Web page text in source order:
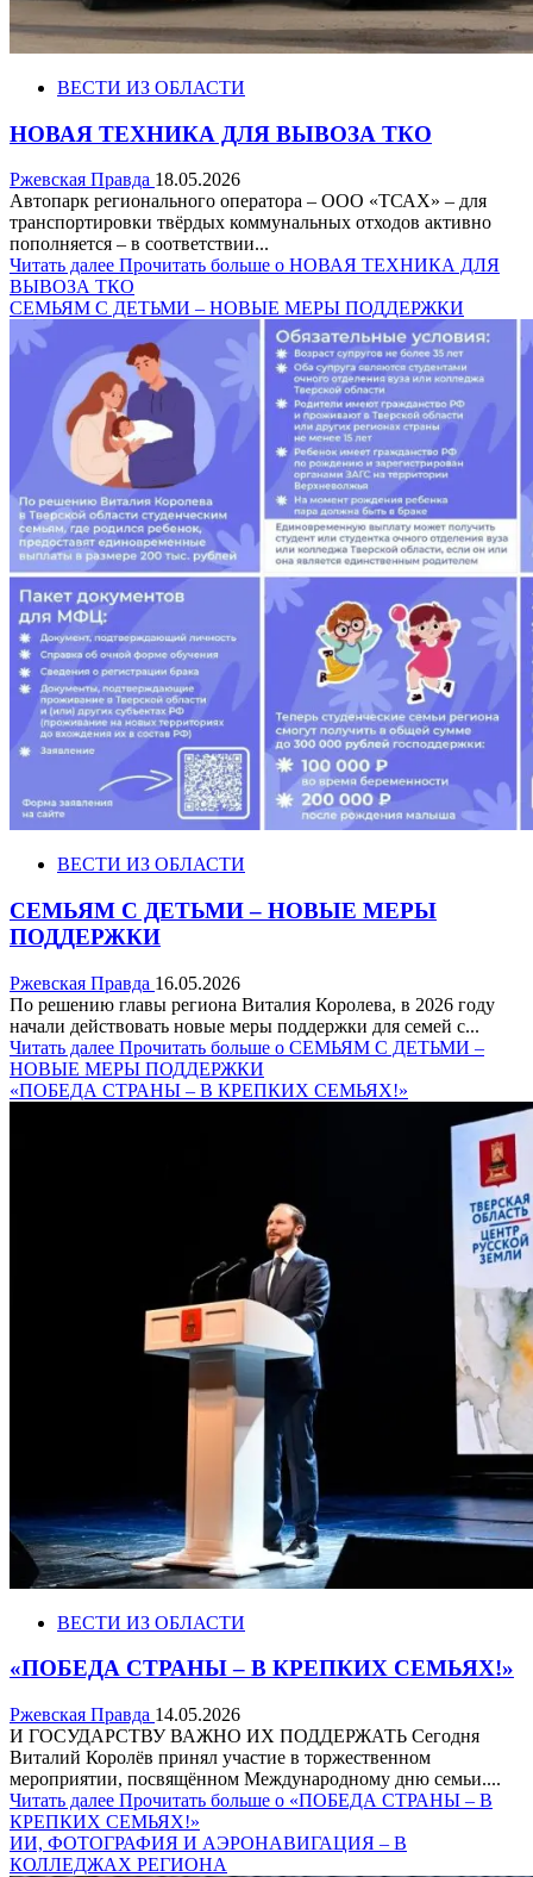
ВЕСТИ ИЗ ОБЛАСТИ
НОВАЯ ТЕХНИКА ДЛЯ ВЫВОЗА ТКО
Ржевская Правда 18.05.2026
Автопарк регионального оператора – ООО «ТСАХ» – для
транспортировки твёрдых коммунальных отходов активно
пополняется – в соответствии...
Читать далее Прочитать больше о НОВАЯ ТЕХНИКА ДЛЯ
ВЫВОЗА ТКО
СЕМЬЯМ С ДЕТЬМИ – НОВЫЕ МЕРЫ ПОДДЕРЖКИ
ВЕСТИ ИЗ ОБЛАСТИ
СЕМЬЯМ С ДЕТЬМИ – НОВЫЕ МЕРЫ
ПОДДЕРЖКИ
Ржевская Правда 16.05.2026
По решению главы региона Виталия Королева, в 2026 году
начали действовать новые меры поддержки для семей с...
Читать далее Прочитать больше о СЕМЬЯМ С ДЕТЬМИ –
НОВЫЕ МЕРЫ ПОДДЕРЖКИ
«ПОБЕДА СТРАНЫ – В КРЕПКИХ СЕМЬЯХ!»
ВЕСТИ ИЗ ОБЛАСТИ
«ПОБЕДА СТРАНЫ – В КРЕПКИХ СЕМЬЯХ!»
Ржевская Правда 14.05.2026
И ГОСУДАРСТВУ ВАЖНО ИХ ПОДДЕРЖАТЬ Сегодня
Виталий Королёв принял участие в торжественном
мероприятии, посвящённом Международному дню семьи....
Читать далее Прочитать больше о «ПОБЕДА СТРАНЫ – В
КРЕПКИХ СЕМЬЯХ!»
ИИ, ФОТОГРАФИЯ И АЭРОНАВИГАЦИЯ – В
КОЛЛЕДЖАХ РЕГИОНА